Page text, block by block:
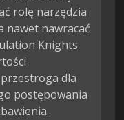
rolę narzędzia
nawet nawracać
Knights
dla
postępowania